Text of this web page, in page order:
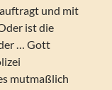
und mit
ist die
… Gott
mutmaßlich